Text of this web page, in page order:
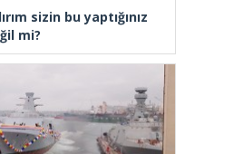
sizin bu yaptığınız
mi?